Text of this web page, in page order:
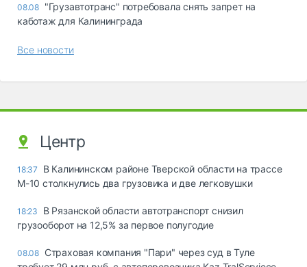
08.08 "Грузавтотранс" потребовала снять запрет на
каботаж для Калининграда
Все новости
Центр
18:37
В Калининском районе Тверской области на трассе
М-10 столкнулись два грузовика и две легковушки
18:23
В Рязанской области автотранспорт снизил
грузооборот на 12,5% за первое полугодие
08.08 Страховая компания "Пари" через суд в Туле